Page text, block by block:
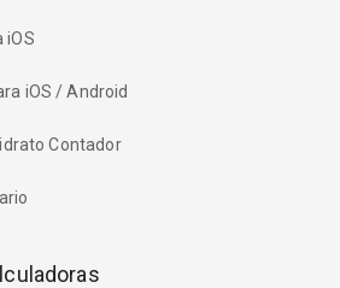
iOS
iOS / Android
Contador